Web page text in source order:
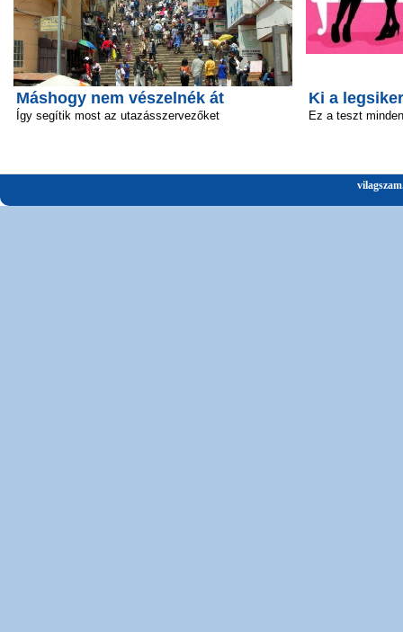
Máshogy nem vészelnék át
Így segítik most az utazásszervezőket
Ki a
Ez a teszt